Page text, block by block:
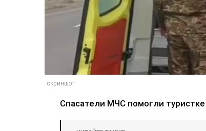
скриншот
Спасатели МЧС помогли